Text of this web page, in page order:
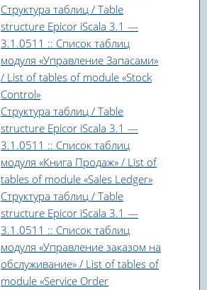
Структура таблиц / Table
structure Epicor iScala 3.1 —
3.1.0511 :: Список таблиц
модуля «Управление Запасами»
/ List of tables of module «Stock
Control»
Структура таблиц / Table
structure Epicor iScala 3.1 —
3.1.0511 :: Список таблиц
модуля «Книга Продаж» / List of
tables of module «Sales Ledger»
Структура таблиц / Table
structure Epicor iScala 3.1 —
3.1.0511 :: Список таблиц
модуля «Управление заказом на
обслуживание» / List of tables of
module «Service Order